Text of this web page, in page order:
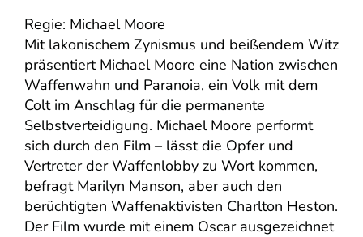
Regie: Michael Moore
Mit lakonischem Zynismus und beißendem Witz
präsentiert Michael Moore eine Nation zwischen
Waffenwahn und Paranoia, ein Volk mit dem
Colt im Anschlag für die permanente
Selbstverteidigung. Michael Moore performt
sich durch den Film – lässt die Opfer und
Vertreter der Waffenlobby zu Wort kommen,
befragt Marilyn Manson, aber auch den
berüchtigten Waffenaktivisten Charlton Heston.
Der Film wurde mit einem Oscar ausgezeichnet